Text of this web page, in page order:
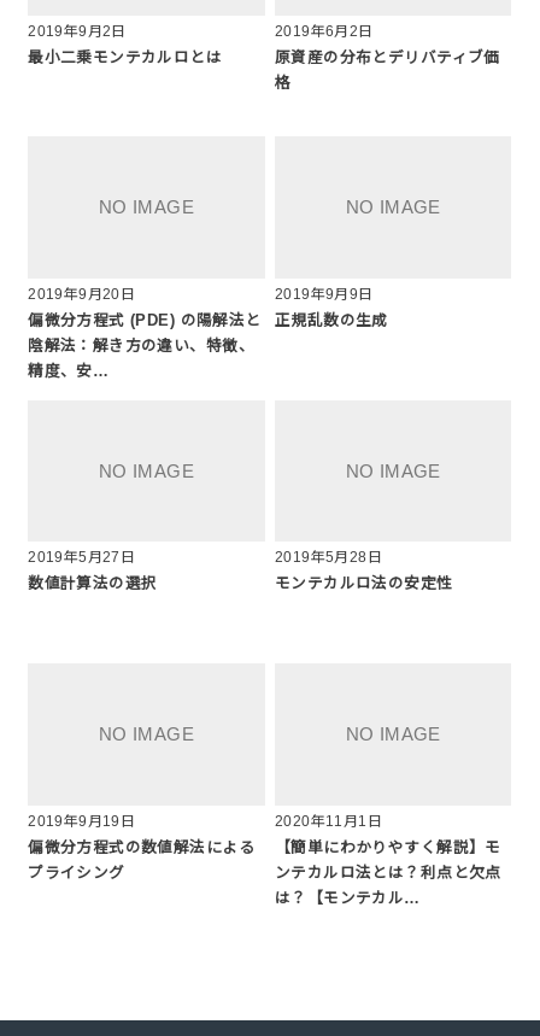
2019年9月2日
最小二乗モンテカルロとは
2019年6月2日
原資産の分布とデリバティブ価
格
2019年9月20日
偏微分方程式 (PDE) の陽解法と
陰解法：解き方の違い、特徴、
精度、安…
2019年9月9日
正規乱数の生成
2019年5月27日
数値計算法の選択
2019年5月28日
モンテカルロ法の安定性
2019年9月19日
偏微分方程式の数値解法による
プライシング
2020年11月1日
【簡単にわかりやすく解説】モ
ンテカルロ法とは？利点と欠点
は？【モンテカル…